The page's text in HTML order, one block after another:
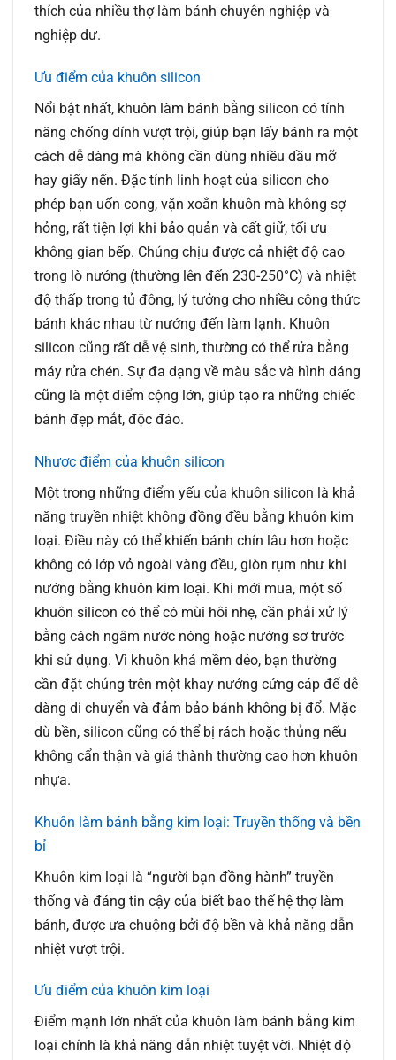
thích của nhiều thợ làm bánh chuyên nghiệp và
nghiệp dư.
Ưu điểm của khuôn silicon
Nổi bật nhất, khuôn làm bánh bằng silicon có tính
năng chống dính vượt trội, giúp bạn lấy bánh ra một
cách dễ dàng mà không cần dùng nhiều dầu mỡ
hay giấy nến. Đặc tính linh hoạt của silicon cho
phép bạn uốn cong, vặn xoắn khuôn mà không sợ
hỏng, rất tiện lợi khi bảo quản và cất giữ, tối ưu
không gian bếp. Chúng chịu được cả nhiệt độ cao
trong lò nướng (thường lên đến 230-250°C) và nhiệt
độ thấp trong tủ đông, lý tưởng cho nhiều công thức
bánh khác nhau từ nướng đến làm lạnh. Khuôn
silicon cũng rất dễ vệ sinh, thường có thể rửa bằng
máy rửa chén. Sự đa dạng về màu sắc và hình dáng
cũng là một điểm cộng lớn, giúp tạo ra những chiếc
bánh đẹp mắt, độc đáo.
Nhược điểm của khuôn silicon
Một trong những điểm yếu của khuôn silicon là khả
năng truyền nhiệt không đồng đều bằng khuôn kim
loại. Điều này có thể khiến bánh chín lâu hơn hoặc
không có lớp vỏ ngoài vàng đều, giòn rụm như khi
nướng bằng khuôn kim loại. Khi mới mua, một số
khuôn silicon có thể có mùi hôi nhẹ, cần phải xử lý
bằng cách ngâm nước nóng hoặc nướng sơ trước
khi sử dụng. Vì khuôn khá mềm dẻo, bạn thường
cần đặt chúng trên một khay nướng cứng cáp để dễ
dàng di chuyển và đảm bảo bánh không bị đổ. Mặc
dù bền, silicon cũng có thể bị rách hoặc thủng nếu
không cẩn thận và giá thành thường cao hơn khuôn
nhựa.
Khuôn làm bánh bằng kim loại: Truyền thống và bền
bỉ
Khuôn kim loại là “người bạn đồng hành” truyền
thống và đáng tin cậy của biết bao thế hệ thợ làm
bánh, được ưa chuộng bởi độ bền và khả năng dẫn
nhiệt vượt trội.
Ưu điểm của khuôn kim loại
Điểm mạnh lớn nhất của khuôn làm bánh bằng kim
loại chính là khả năng dẫn nhiệt tuyệt vời. Nhiệt độ